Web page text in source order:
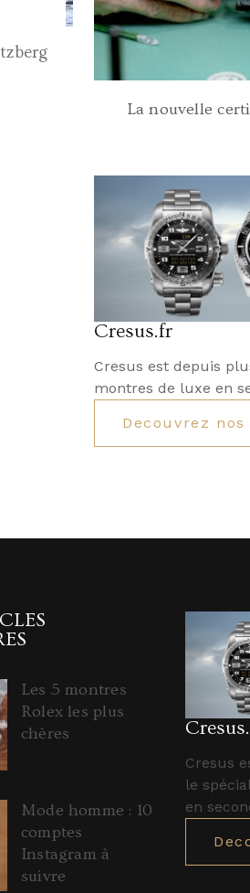
La nouvelle
Cresus.fr
Cresus est depuis
montres de luxe en
Decouvrez
Les 5 montres
Rolex les plus
chères
Mode homme : 10
comptes
Instagram à
suivre
Cresus
le
en